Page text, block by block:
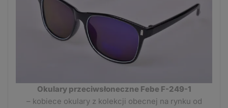
Okulary przeciwsłoneczne Febe F-249-1
– kobiece okulary z kolekcji obecnej na rynku od